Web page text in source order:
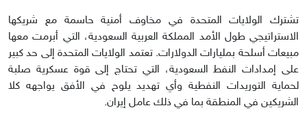
تشترك الولايات المتحدة في مخاوف أمنية حاسمة مع شريكها
الاستراتيجي طول الأمد المملكة العربية السعودية، التي أبرمت معها
مبيعات أسلحة بمليارات الدولارات. تعتمد الولايات المتحدة إلى حد كبير
على إمدادات النفط السعودية، التي تحتاج إلى قوة عسكرية صلبة
لحماية التوريدات النفطية وأي تهديد يلوح في الأفق يواجهه كلا
الشريكين في المنطقة بما في ذلك عامل إيران.